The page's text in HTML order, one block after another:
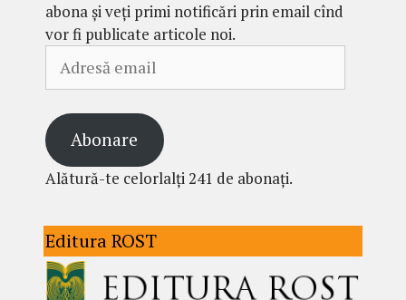
abona și veți primi notificări prin email cînd
vor fi publicate articole noi.
email
Abonare
Alătură-te celorlalți 241 de abonați.
Editura ROST